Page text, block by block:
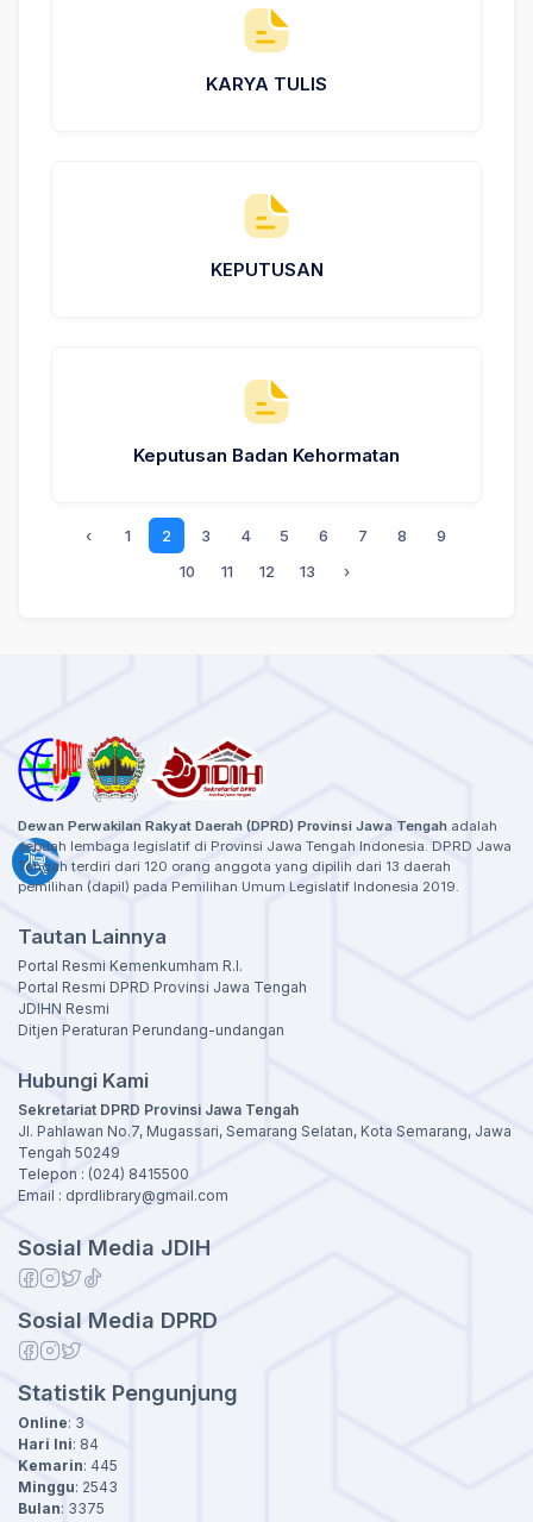
KARYA TULIS
KEPUTUSAN
Keputusan Badan Kehormatan
‹ 1 2 3 4 5 6 7 8
9
10
11 12 13 ›
Dewan Perwakilan Rakyat Daerah (DPRD) Provinsi Jawa Tengah adalah
sebuah lembaga legislatif di Provinsi Jawa Tengah Indonesia. DPRD Jawa
Tengah terdiri dari 120 orang anggota yang dipilih dari 13 daerah
pemilihan (dapil) pada Pemilihan Umum Legislatif Indonesia 2019.
Tautan Lainnya
Portal Resmi Kemenkumham R.I.
Portal Resmi DPRD Provinsi Jawa Tengah
JDIHN Resmi
Ditjen Peraturan Perundang-undangan
Hubungi Kami
Sekretariat DPRD Provinsi Jawa Tengah
Jl. Pahlawan No.7, Mugassari, Semarang Selatan, Kota Semarang, Jawa
Tengah 50249
Telepon : (024) 8415500
Email : dprdlibrary@gmail.com
Sosial Media JDIH
Sosial Media DPRD
Statistik Pengunjung
Online: 3
Hari Ini: 84
Kemarin: 445
Minggu: 2543
Bulan: 3375